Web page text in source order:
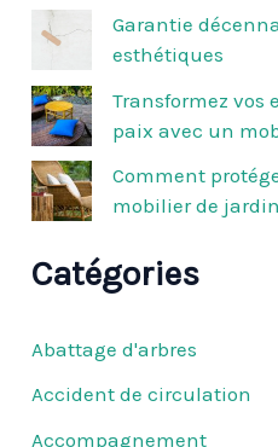
Garantie
esthétiques
Transformez vos
paix avec un
Comment
mobilier de
Catégories
Abattage d'arbres
Accident de circulation
Accompagnement